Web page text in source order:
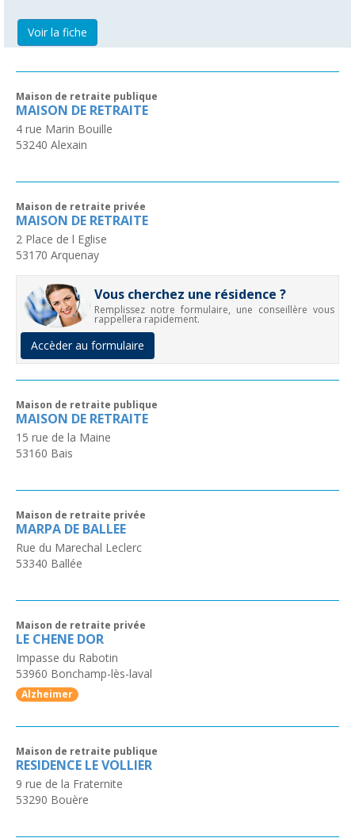
Voir la fiche
Maison de retraite publique
MAISON DE RETRAITE
4 rue Marin Bouille
53240 Alexain
Maison de retraite privée
MAISON DE RETRAITE
2 Place de l Eglise
53170 Arquenay
Vous cherchez une résidence ?
Remplissez notre formulaire, une conseillère vous
rappellera rapidement.
Accèder au formulaire
Maison de retraite publique
MAISON DE RETRAITE
15 rue de la Maine
53160 Bais
Maison de retraite privée
MARPA DE BALLEE
Rue du Marechal Leclerc
53340 Ballée
Maison de retraite privée
LE CHENE DOR
Impasse du Rabotin
53960 Bonchamp-lès-laval
Alzheimer
Maison de retraite publique
RESIDENCE LE VOLLIER
9 rue de la Fraternite
53290 Bouère